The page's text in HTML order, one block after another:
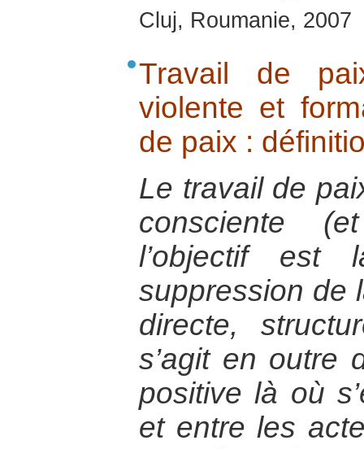
Cluj, Roumanie, 2007
Travail de
violente et
de paix :
Le travail de
consciente
l’objectif est
suppression de
directe,
s’agit en outre
positive là où
et entre les